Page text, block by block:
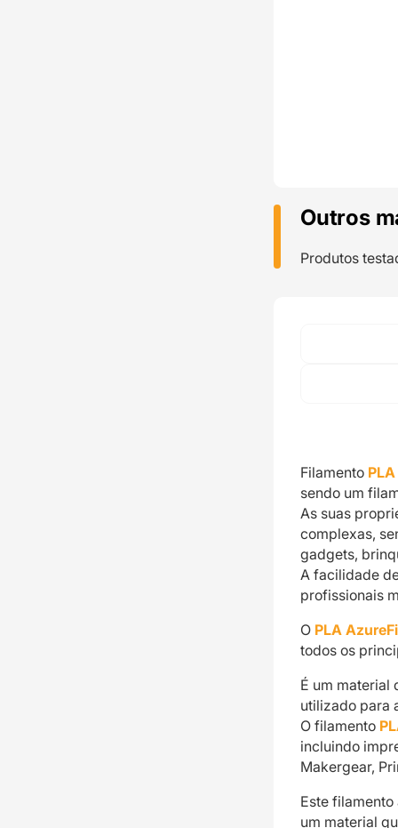
Outros
Produtos
Filamento
sendo um
As suas
complexas,
gadgets,
A facilidade
profissionais
O PLA
todos os
É um material
utilizado para
O filamento
incluindo
Makergear,
Este
um material